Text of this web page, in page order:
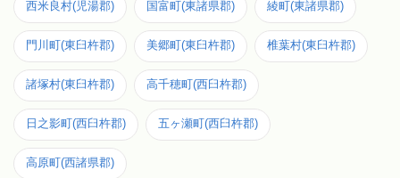
西米良村(児湯郡) 国富町(東諸県郡) 綾町(東諸県郡)
門川町(東臼杵郡) 美郷町(東臼杵郡) 椎葉村(東臼杵郡)
諸塚村(東臼杵郡) 高千穂町(西臼杵郡)
日之影町(西臼杵郡) 五ヶ瀬町(西臼杵郡)
高原町(西諸県郡)